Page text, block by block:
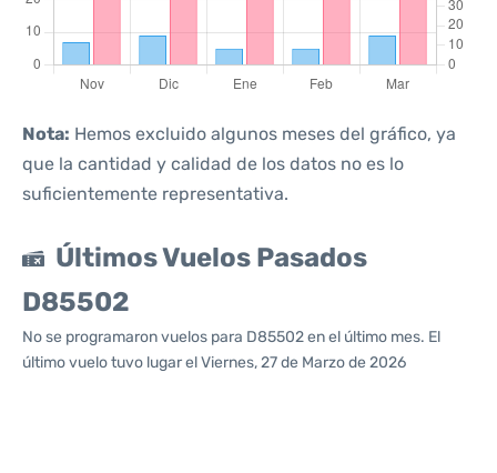
Nota: Hemos excluido algunos meses del gráfico, ya
que la cantidad y calidad de los datos no es lo
suficientemente representativa.
Últimos Vuelos Pasados
D85502
No se programaron vuelos para D85502 en el último mes. El
último vuelo tuvo lugar el Viernes, 27 de Marzo de 2026